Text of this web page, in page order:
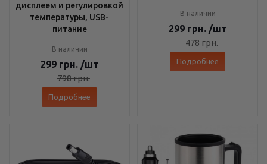
дисплеем и регулировкой
температуры, USB-
питание
В наличии
299 грн. /шт
798грн.
Подробнее
В наличии
299 грн. /шт
478грн.
Подробнее